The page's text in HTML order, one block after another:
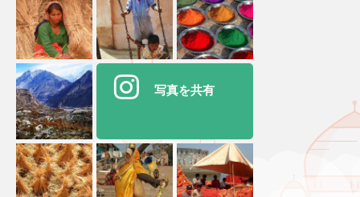
写真を共有